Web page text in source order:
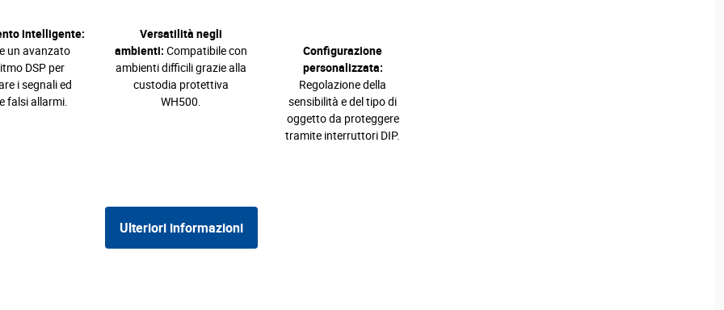
intelligente:
un avanzato
DSP per
i segnali ed
falsi allarmi.
Versatilità negli
ambienti: Compatibile con
ambienti difficili grazie alla
custodia protettiva
WH500.
Configurazione
personalizzata:
Regolazione della
sensibilità e del tipo di
oggetto da proteggere
tramite interruttori DIP.
Ulteriori informazioni